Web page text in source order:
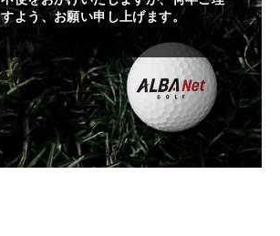
よう、お願い申し上げます。